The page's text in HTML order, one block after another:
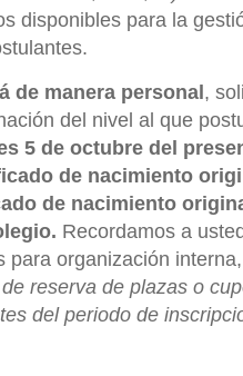
disponibles para la
de manera personal ,
del nivel al que
5 de octubre del
de nacimiento
de nacimiento
Recordamos a
para organización
reserva de plazas o
del periodo de